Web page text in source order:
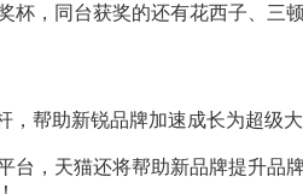
，同台获奖的还有花西子、三
帮助新锐品牌加速成长为超级
，天猫还将帮助新品牌提升品牌